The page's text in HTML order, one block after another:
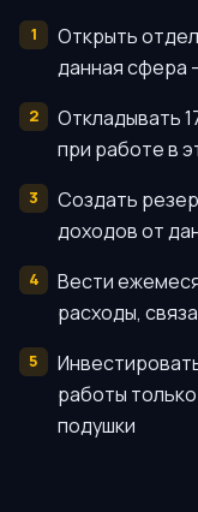
Открыть
данная сфера
Откладывать
при работе в
Создать
доходов от
Вести
расходы,
работы
подушки